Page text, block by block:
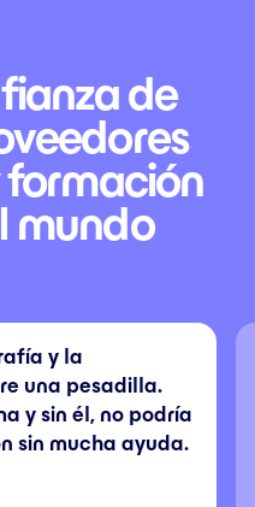
de
mundo
y la
una pesadilla.
y sin él, no podría
sin mucha ayuda.